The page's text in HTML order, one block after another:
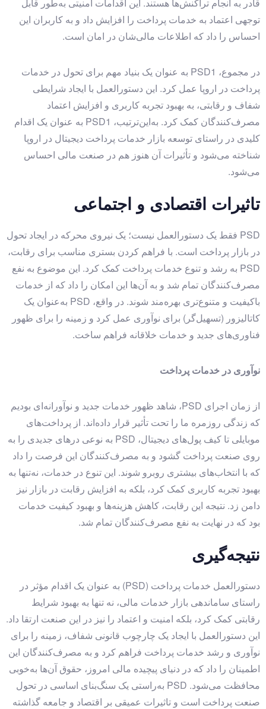
توجهی اعتماد به خدمات پرداخت را افزایش داد و به کاربران این
احساس را داد که اطلاعات مالی‌شان در امان است.
در مجموع، PSD1 به عنوان یک بنیاد مهم برای تحول در خدمات
پرداخت در اروپا عمل کرد. این دستورالعمل با ایجاد شرایطی
شفاف و رقابتی، به بهبود تجربه کاربری و افزایش اعتماد
مصرف‌کنندگان کمک کرد. به‌این‌ترتیب، PSD1 به عنوان یک اقدام
کلیدی در راستای توسعه بازار خدمات پرداخت دیجیتال در اروپا
شناخته می‌شود و تأثیرات آن هنوز هم در صنعت مالی احساس
می‌شود.
تاثیرات اقتصادی و اجتماعی
PSD فقط یک دستورالعمل نیست؛ یک نیروی محرکه در ایجاد تحول
در بازار پرداخت است. با فراهم کردن بستری مناسب برای رقابت،
PSD به رشد و تنوع خدمات پرداخت کمک کرد. این موضوع به نفع
مصرف‌کنندگان تمام شد و به آن‌ها این امکان را داد که از خدمات
باکیفیت و متنوع‌تری بهره‌مند شوند. در واقع، PSD به‌عنوان یک
کاتالیزور (تسهیل‌گر) برای نوآوری عمل کرد و زمینه را برای ظهور
فناوری‌های جدید و خدمات خلاقانه فراهم ساخت.
نوآوری در خدمات پرداخت
از زمان اجرای PSD، شاهد ظهور خدمات جدید و نوآورانه‌ای بودیم
که زندگی روزمره ما را تحت تأثیر قرار داده‌اند. از پرداخت‌های
موبایلی تا کیف پول‌های دیجیتال، PSD به نوعی درهای جدیدی را به
روی صنعت پرداخت گشود و به مصرف‌کنندگان این فرصت را داد
که با انتخاب‌های بیشتری روبرو شوند. این تنوع در خدمات، نه‌تنها به
بهبود تجربه کاربری کمک کرد، بلکه به افزایش رقابت در بازار نیز
دامن زد. نتیجه این رقابت، کاهش هزینه‌ها و بهبود کیفیت خدمات
بود که در نهایت به نفع مصرف‌کنندگان تمام شد.
نتیجه‌گیری
دستورالعمل خدمات پرداخت (PSD) به عنوان یک اقدام مؤثر در
راستای ساماندهی بازار خدمات مالی، نه تنها به بهبود شرایط
رقابتی کمک کرد، بلکه امنیت و اعتماد را نیز در این صنعت ارتقا داد.
این دستورالعمل با ایجاد یک چارچوب قانونی شفاف، زمینه را برای
نوآوری و رشد خدمات پرداخت فراهم کرد و به مصرف‌کنندگان این
اطمینان را داد که در دنیای پیچیده مالی امروز، حقوق آن‌ها به‌خوبی
محافظت می‌شود. PSD به‌راستی یک سنگ‌بنای اساسی در تحول
صنعت پرداخت است و تاثیرات عمیقی بر اقتصاد و جامعه گذاشته